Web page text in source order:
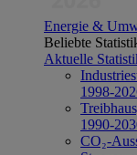
Energie &
Beliebte
Aktuelle
1998-
1990-
CO₂-